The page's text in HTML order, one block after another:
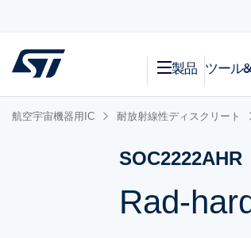
製品 ツール
航空宇宙機器用IC 耐放射線性ディスクリート
SOC2222AHR
Rad-